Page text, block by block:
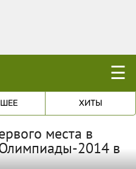
☰
ХИТЫ
места в
2014 в